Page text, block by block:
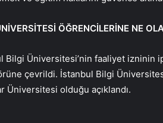
ÖĞRENCİLERİNE NE
Bilgi Üniversitesi’nin faaliyet izninin
çevrildi. İstanbul Bilgi
Üniversitesi olduğu açıklandı.